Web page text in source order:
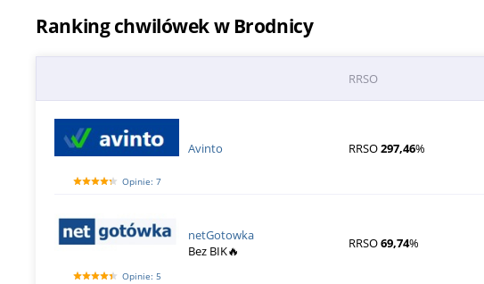
Ranking chwilówek w Brodnicy
RRSO
Opinie: 7
Avinto RRSO297,46%
Opinie: 5
netGotowka
Bez BIK🔥
RRSO69,74%